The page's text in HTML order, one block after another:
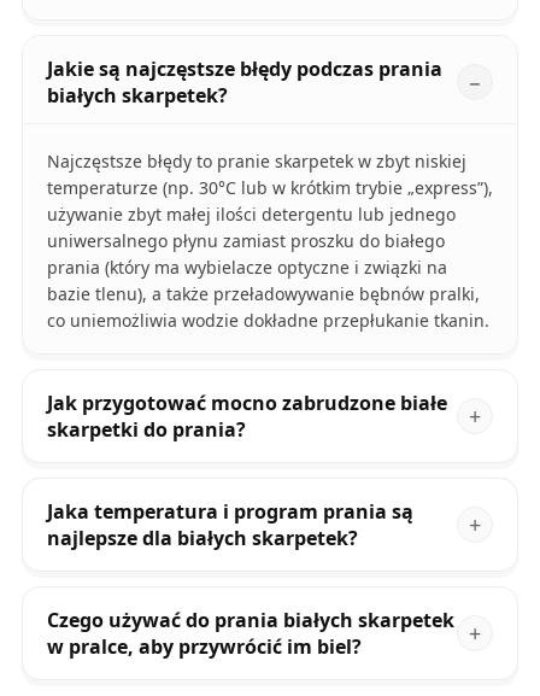
Jakie są najczęstsze błędy podczas prania
białych skarpetek?
Najczęstsze błędy to pranie skarpetek w zbyt niskiej
temperaturze (np. 30°C lub w krótkim trybie „express”),
używanie zbyt małej ilości detergentu lub jednego
uniwersalnego płynu zamiast proszku do białego
prania (który ma wybielacze optyczne i związki na
bazie tlenu), a także przeładowywanie bębnów pralki,
co uniemożliwia wodzie dokładne przepłukanie tkanin.
Jak przygotować mocno zabrudzone białe
skarpetki do prania?
Jaka temperatura i program prania są
najlepsze dla białych skarpetek?
Czego używać do prania białych skarpetek
w pralce, aby przywrócić im biel?